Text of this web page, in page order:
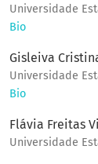
Universidade
Bio
Gisleiva
Universidade
Bio
Flávia Freitas
Universidade